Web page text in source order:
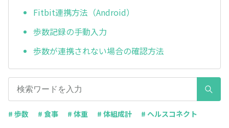
Fitbit連携方法（Android）
歩数記録の手動入力
歩数が連携されない場合の確認方法
# 歩数 # 食事 # 体重 # 体組成計 # ヘルスコネクト